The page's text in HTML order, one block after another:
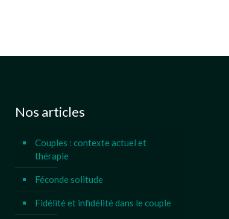
Nos articles
Couples : contexte actuel et
thérapie
Féconde solitude
Fidélité et infidélité dans le couple